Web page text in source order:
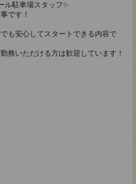
ル駐車場スタッフ✨
です！
も安心してスタートできる内容で
務いただける方は歓迎しています！